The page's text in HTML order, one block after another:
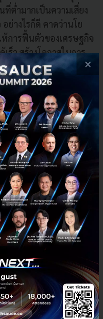
ต่ำมากเป็นความเสี่ยง
ย่างไรก็ดี คาดว่านโย
การฟื้นตัวของเศรษฐกิจ
ร็ว สร้างโอกาสในการ
ลุ่มมูลค่า (Value) ที่ยังคง
โตสูง (Growth) การ
16 ธันวาคม 2020
ตั้งสหรัฐ2020
×